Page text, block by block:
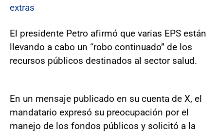
extras
El presidente Petro afirmó que varias EPS están
llevando a cabo un “robo continuado” de los
recursos públicos destinados al sector salud.
En un mensaje publicado en su cuenta de X, el
mandatario expresó su preocupación por el
manejo de los fondos públicos y solicitó a la